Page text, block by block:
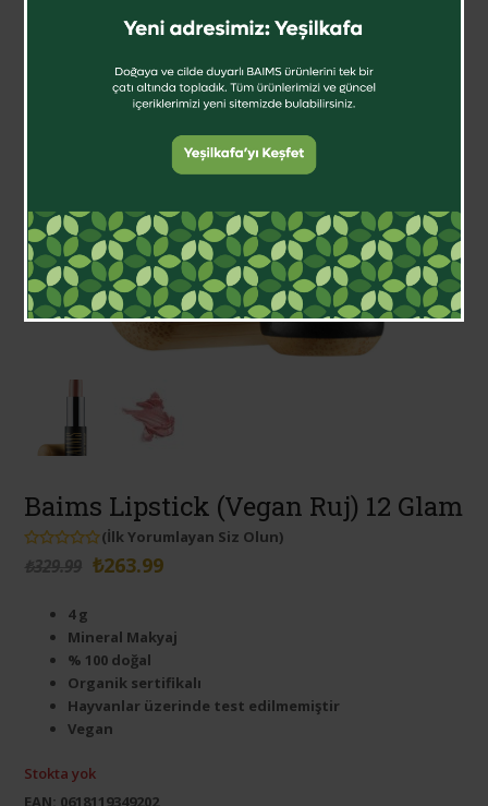
Baims Lipstick (Vegan Ruj) 12 Glam
5
üzerinden
(İlk Yorumlayan Siz Olun)
₺329.99 Orijinal
₺329.99.
₺263.99Şu
fiyat:
4 g
Mineral Makyaj
% 100 doğal
Organik sertifikalı
Hayvanlar üzerinde test edilmemiştir
Vegan
Stokta yok
EAN: 0618119349202